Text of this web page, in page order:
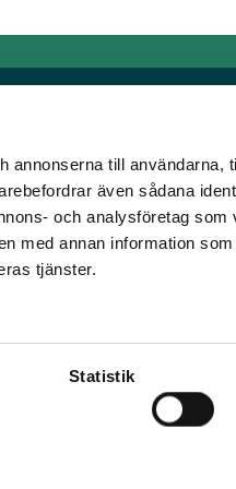
annonserna till användarna,
även sådana
och analysföretag som
med annan information
tjänster.
Statistik
auktionsvillkor
Jokersystemet,